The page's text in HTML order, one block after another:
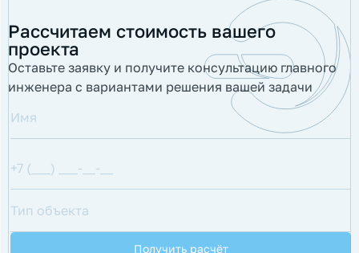
Рассчитаем стоимость вашего
проекта
Оставьте заявку и получите консультацию главного
инженера с вариантами решения вашей задачи